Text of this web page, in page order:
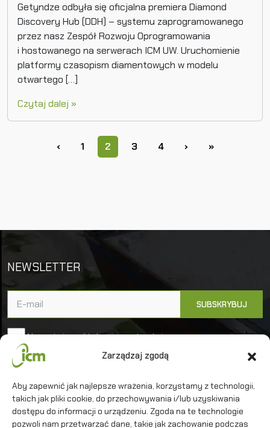
Zarządzaj zgodą
Aby zapewnić jak najlepsze wrażenia, korzystamy z technologii,
takich jak pliki cookie, do przechowywania i/lub uzyskiwania
dostępu do informacji o urządzeniu. Zgoda na te technologie
pozwoli nam przetwarzać dane, takie jak zachowanie podczas
Getyndze odbyła się oficjalna premiera Diamond
Discovery Hub (DDH) – systemu zaprogramowanego
przez nasz Zespół Rozwoju Oprogramowania
i hostowanego na serwerach ICM UW. Uruchomienie
platformy czasopism diamentowych w modelu
otwartego […]
Czytaj dalej »
Page navigation
‹ Page
1 Current Page
2 Page
3 Page
4 › »
NEWSLETTER
Akceptuję politykę prywatności
Uniwersytet Warszawski
Interdyscyplinarne Centrum Modelowania
Matematycznego i Komputerowego